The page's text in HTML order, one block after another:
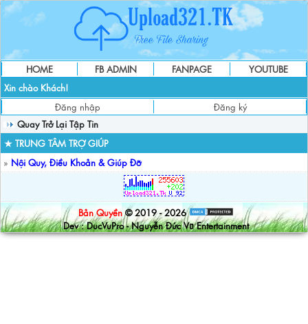
HOME FB ADMIN FANPAGE
YOUTUBE
Xin chào Khách!
Đăng nhập
Đăng ký
Quay Trở Lại Tập Tin
★ TRUNG TÂM TRỢ GIÚP
» Nội Quy, Điều Khoản & Giúp Đỡ
Bản Quyền © 2019 - 2026
Dev : DucVuPro - Nguyễn Đức Vũ Entertainment